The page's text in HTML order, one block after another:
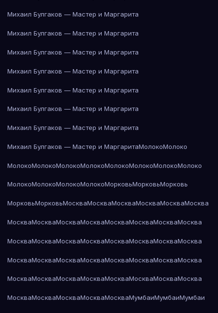
Михаил Булгаков — Мастер и Маргарита
Михаил Булгаков — Мастер и Маргарита
Михаил Булгаков — Мастер и Маргарита
Михаил Булгаков — Мастер и Маргарита
Михаил Булгаков — Мастер и Маргарита
Михаил Булгаков — Мастер и Маргарита
Михаил Булгаков — Мастер и Маргарита
Михаил Булгаков — Мастер и МаргаритаМолокоМолоко
МолокоМолокоМолокоМолокоМолокоМолокоМолокоМолоко
МолокоМолокоМолокоМолокоМорковьМорковьМорковь
МорковьМорковьМоскваМоскваМоскваМоскваМоскваМосква
МоскваМоскваМоскваМоскваМоскваМоскваМоскваМосква
МоскваМоскваМоскваМоскваМоскваМоскваМоскваМосква
МоскваМоскваМоскваМоскваМоскваМоскваМоскваМосква
МоскваМоскваМоскваМоскваМоскваМоскваМоскваМосква
МоскваМоскваМоскваМоскваМоскваМумбаиМумбаиМумбаи